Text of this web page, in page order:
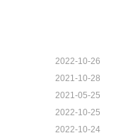
2022-10-26
2021-10-28
2021-05-25
2022-10-25
2022-10-24